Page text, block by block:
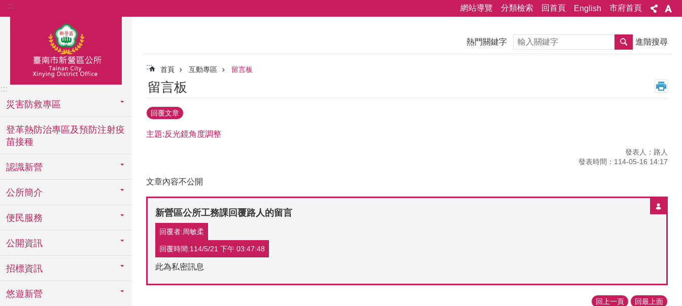
跳到主要內容區塊
::: 網站導覽 分類檢索 回首頁 English 市府首頁
:::
災害防救專區
登革熱防治專區及預防注射疫
苗接種
認識新營
公所簡介
便民服務
公開資訊
招標資訊
悠遊新營
熱門關鍵字 搜尋 進階搜尋
::: 首頁 互動專區 留言板
留言板
回覆文章
主題:反光鏡角度調整
發表人：路人
發表時間：114-05-16 14:17
文章內容不公開
新營區公所工務課回覆路人的留言
回覆者:周敏柔
回覆時間:114/5/21 下午 03:47:48
此為私密訊息
回上一頁 回最上面